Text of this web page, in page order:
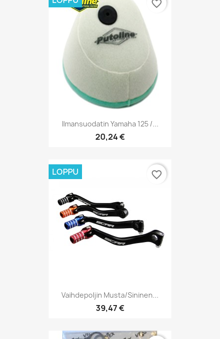
Ilmansuodatin Yamaha 125 /...
20,24 €
favorite_border
Vaihdepoljin Musta/sininen...
39,47 €
LOPPU favorite_border